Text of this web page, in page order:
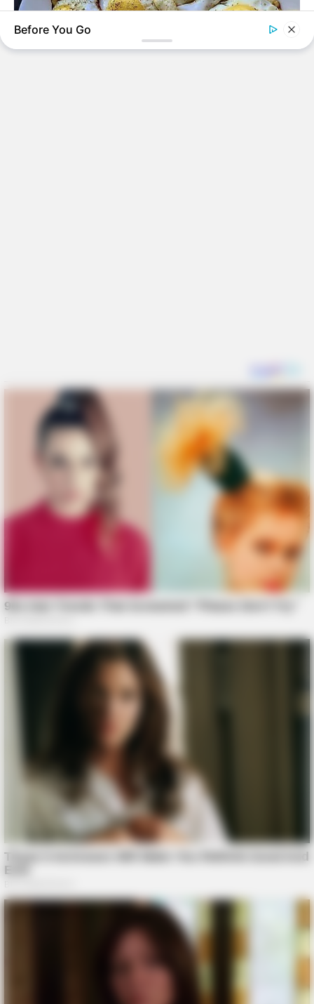
nowości
Seriale SkyShowtime SkyShowtime filmy
Video Of Giant Anaconda Is Going Viral All Over The World.
Watch
HABERION
Honey Boo Boo Is So Thin! See Her In Fierce New Photo
Before You Go